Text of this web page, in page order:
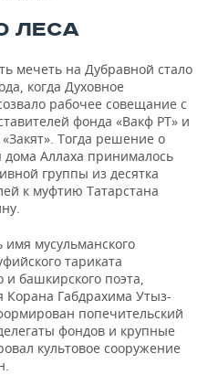
ЛЕСА
мечеть на Дубравной стало
когда Духовное
рабочее совещание с
фонда «Вакф РТ» и
Тогда решение о
дома Аллаха принималось
группы из десятка
к муфтию Татарстана
мусульманского
тариката
и башкирского поэта,
Корана Габдрахима Утыз-
попечительский
фондов и крупные
культовое сооружение